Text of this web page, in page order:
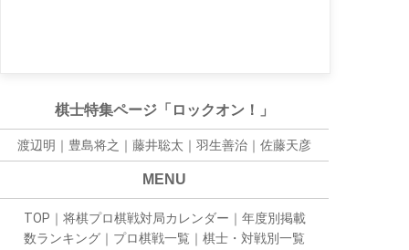
棋士特集ページ「ロックオン！」
渡辺明｜ 豊島将之 ｜ 藤井聡太 ｜ 羽生善治 ｜ 佐藤天彦
MENU
TOP ｜ 将棋プロ棋戦対局カレンダー ｜ 年度別掲載
数ランキング ｜ プロ棋戦一覧 ｜ 棋士・対戦別一覧